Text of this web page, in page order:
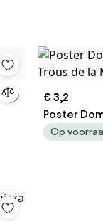
€ 3,2
Poster
Trous de la
Op